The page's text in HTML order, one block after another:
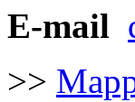
E-mail
>>